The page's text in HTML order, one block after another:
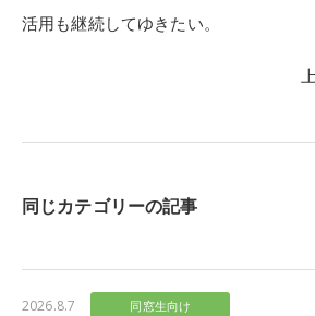
活用も継続してゆきたい。
同じカテゴリーの記事
2026.8.7 同窓生向け